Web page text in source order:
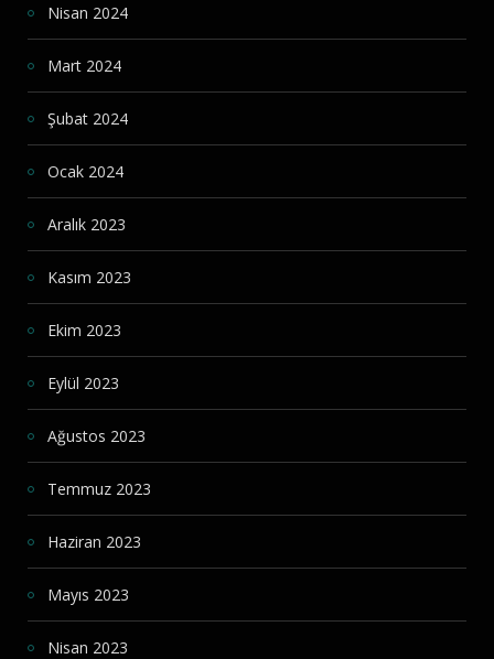
Nisan 2024
Mart 2024
Şubat 2024
Ocak 2024
Aralık 2023
Kasım 2023
Ekim 2023
Eylül 2023
Ağustos 2023
Temmuz 2023
Haziran 2023
Mayıs 2023
Nisan 2023